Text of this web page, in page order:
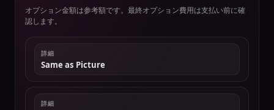
オプション金額は参考額です。最終オプション費用は支払い前に確
認します。
詳細
Same as Picture
詳細